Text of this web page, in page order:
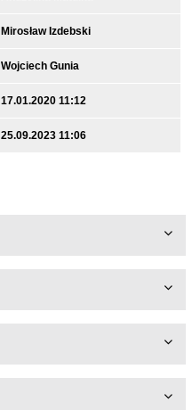
Mirosław Izdebski
Wojciech Gunia
17.01.2020 11:12
25.09.2023 11:06